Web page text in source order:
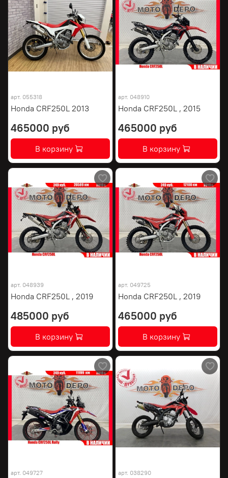
арт. 055318
Honda CRF250L 2013
465000 руб
В корзину
арт. 048910
Honda CRF250L , 2015
465000 руб
В корзину
арт. 048939
Honda CRF250L , 2019
485000 руб
В корзину
арт. 049725
Honda CRF250L , 2019
465000 руб
В корзину
арт. 049727 арт. 038290